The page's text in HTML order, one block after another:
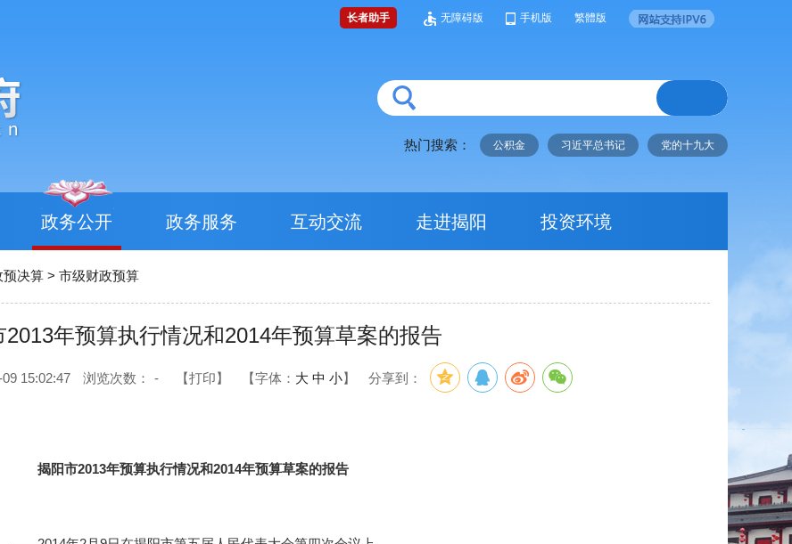
长者助手 无障碍版 手机版 繁體版
热门搜索： 公积金 习近平总书记 党的十九大
政务公开 政务服务 互动交流 走进揭阳 投资环境
预决算 > 市级财政预算
2013年预算执行情况和2014年预算草案的报告
15:02:47 浏览次数： - 【打印】 【字体： 大 中 小】 分享到：
揭阳市2013年预算执行情况和2014年预算草案的报告